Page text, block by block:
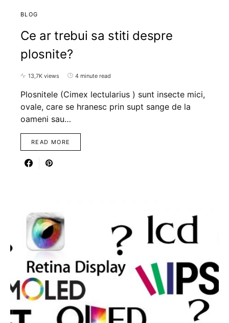
BLOG
Ce ar trebui sa stiti despre
plosnite?
13,7K views 4 minute read
Plosnitele (Cimex lectularius ) sunt insecte mici,
ovale, care se hranesc prin supt sange de la
oameni sau…
READ MORE